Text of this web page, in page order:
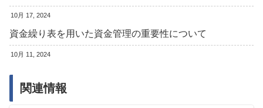
10月 17, 2024
資金繰り表を用いた資金管理の重要性について
10月 11, 2024
関連情報